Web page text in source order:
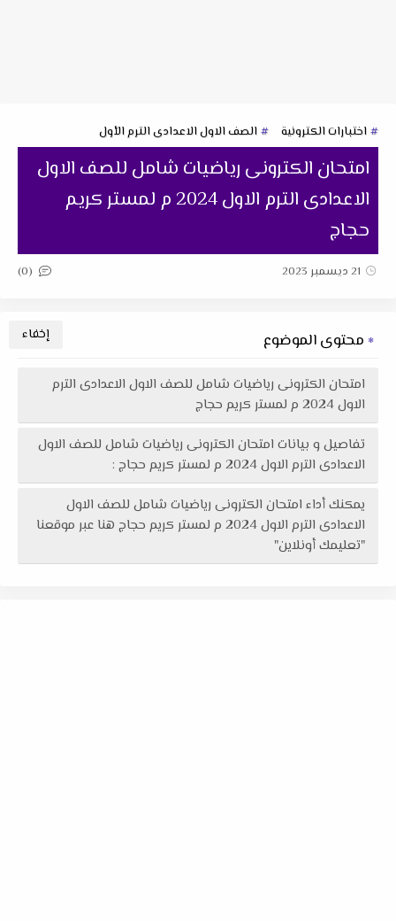
اختبارات الكترونية الصف الاول الاعدادى الترم الأول
امتحان الكترونى رياضيات شامل للصف الاول
الاعدادى الترم الاول 2024 م لمستر كريم
حجاج
21 ديسمبر 2023 (0)
محتوى الموضوع
امتحان الكترونى رياضيات شامل للصف الاول الاعدادى الترم
الاول 2024 م لمستر كريم حجاج
تفاصيل و بيانات امتحان الكترونى رياضيات شامل للصف الاول
الاعدادى الترم الاول 2024 م لمستر كريم حجاج :
يمكنك أداء امتحان الكترونى رياضيات شامل للصف الاول
الاعدادى الترم الاول 2024 م لمستر كريم حجاج هنا عبر موقعنا
"تعليمك أونلاين"